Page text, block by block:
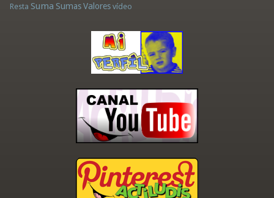
Resta Suma Sumas Valores vídeo